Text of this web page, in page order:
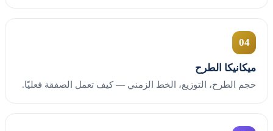
04
ميكانيكا الطرح
حجم الطرح، التوزيع، الخط الزمني — كيف تعمل الصفقة فعليًا.